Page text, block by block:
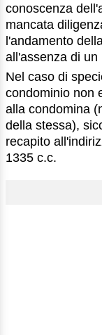
conoscenza
mancata
l'andamento
all'assenza di un
Nel caso di
condominio non
alla condomina
della stessa),
recapito
1335 c.c.